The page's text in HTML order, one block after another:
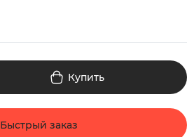
Купить
Быстрый заказ